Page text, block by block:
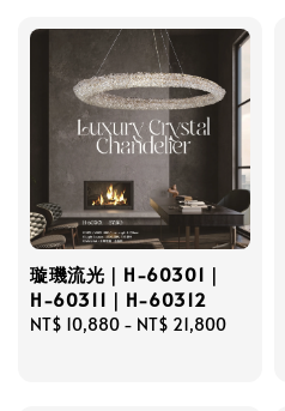
璇璣流光｜H-60301｜
H-60311｜H-60312
Regular
NT$ 10,880 - NT$ 21,800